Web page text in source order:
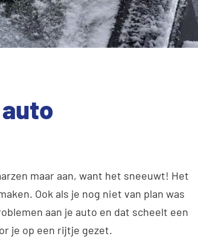
maar aan, want het sneeuwt! Het
Ook als je nog niet van plan was
aan je auto en dat scheelt een
je op een rijtje gezet.